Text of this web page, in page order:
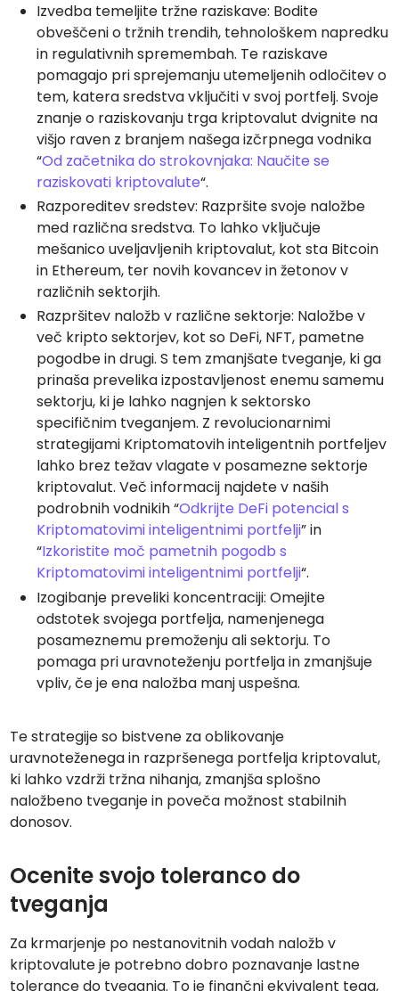
Izvedba temeljite tržne raziskave: Bodite
obveščeni o tržnih trendih, tehnološkem napredku
in regulativnih spremembah. Te raziskave
pomagajo pri sprejemanju utemeljenih odločitev o
tem, katera sredstva vključiti v svoj portfelj. Svoje
znanje o raziskovanju trga kriptovalut dvignite na
višjo raven z branjem našega izčrpnega vodnika
“Od začetnika do strokovnjaka: Naučite se
raziskovati kriptovalute“.
Razporeditev sredstev: Razpršite svoje naložbe
med različna sredstva. To lahko vključuje
mešanico uveljavljenih kriptovalut, kot sta Bitcoin
in Ethereum, ter novih kovancev in žetonov v
različnih sektorjih.
Razpršitev naložb v različne sektorje: Naložbe v
več kripto sektorjev, kot so DeFi, NFT, pametne
pogodbe in drugi. S tem zmanjšate tveganje, ki ga
prinaša prevelika izpostavljenost enemu samemu
sektorju, ki je lahko nagnjen k sektorsko
specifičnim tveganjem. Z revolucionarnimi
strategijami Kriptomatovih inteligentnih portfeljev
lahko brez težav vlagate v posamezne sektorje
kriptovalut. Več informacij najdete v naših
podrobnih vodnikih “Odkrijte DeFi potencial s
Kriptomatovimi inteligentnimi portfelji” in
“Izkoristite moč pametnih pogodb s
Kriptomatovimi inteligentnimi portfelji“.
Izogibanje preveliki koncentraciji: Omejite
odstotek svojega portfelja, namenjenega
posameznemu premoženju ali sektorju. To
pomaga pri uravnoteženju portfelja in zmanjšuje
vpliv, če je ena naložba manj uspešna.
Te strategije so bistvene za oblikovanje
uravnoteženega in razpršenega portfelja kriptovalut,
ki lahko vzdrži tržna nihanja, zmanjša splošno
naložbeno tveganje in poveča možnost stabilnih
donosov.
Ocenite svojo toleranco do
tveganja
Za krmarjenje po nestanovitnih vodah naložb v
kriptovalute je potrebno dobro poznavanje lastne
tolerance do tveganja. To je finančni ekvivalent tega,